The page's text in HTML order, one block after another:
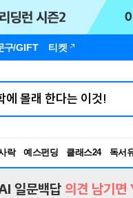
구/GIFT 티켓
락 예스펀딩 클래스24
독서
RBTI
일문백답 의견 남기면